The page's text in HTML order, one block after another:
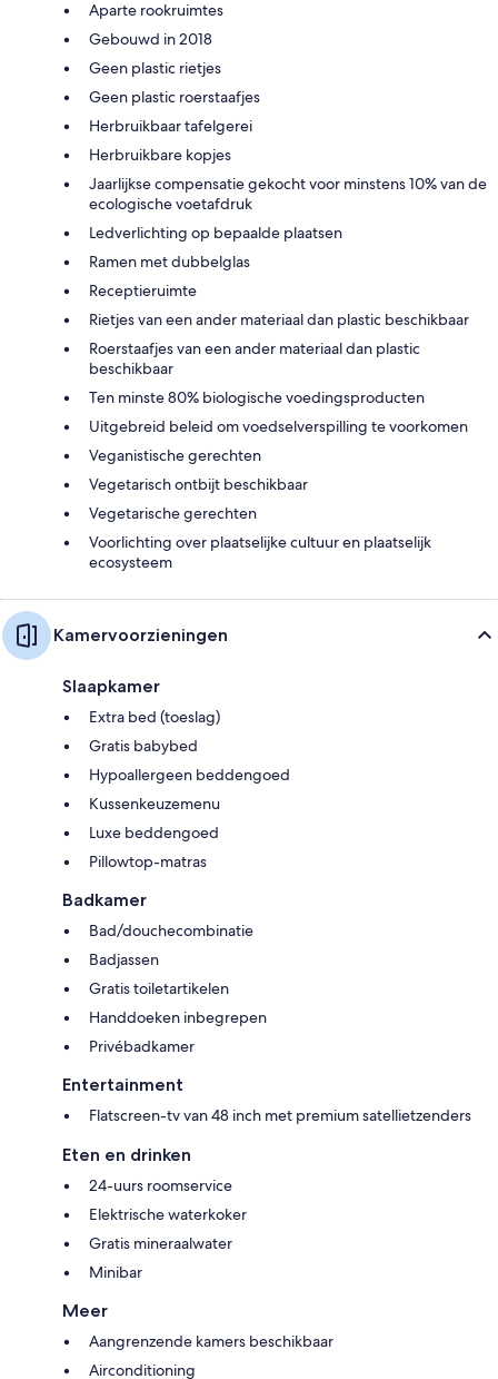
Aparte rookruimtes
Gebouwd in 2018
Geen plastic rietjes
Geen plastic roerstaafjes
Herbruikbaar tafelgerei
Herbruikbare kopjes
Jaarlijkse compensatie gekocht voor minstens 10% van de
ecologische voetafdruk
Ledverlichting op bepaalde plaatsen
Ramen met dubbelglas
Receptieruimte
Rietjes van een ander materiaal dan plastic beschikbaar
Roerstaafjes van een ander materiaal dan plastic
beschikbaar
Ten minste 80% biologische voedingsproducten
Uitgebreid beleid om voedselverspilling te voorkomen
Veganistische gerechten
Vegetarisch ontbijt beschikbaar
Vegetarische gerechten
Voorlichting over plaatselijke cultuur en plaatselijk
ecosysteem
Kamervoorzieningen
Slaapkamer
Extra bed (toeslag)
Gratis babybed
Hypoallergeen beddengoed
Kussenkeuzemenu
Luxe beddengoed
Pillowtop-matras
Badkamer
Bad/douchecombinatie
Badjassen
Gratis toiletartikelen
Handdoeken inbegrepen
Privébadkamer
Entertainment
Flatscreen-tv van 48 inch met premium satellietzenders
Eten en drinken
24-uurs roomservice
Elektrische waterkoker
Gratis mineraalwater
Minibar
Meer
Aangrenzende kamers beschikbaar
Airconditioning